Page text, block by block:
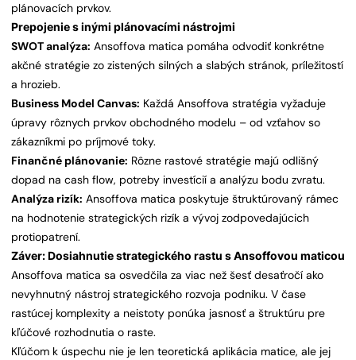
plánovacích prvkov.
Prepojenie s inými plánovacími nástrojmi
SWOT analýza: Ansoffova matica pomáha odvodiť konkrétne
akčné stratégie zo zistených silných a slabých stránok, príležitostí
a hrozieb.
Business Model Canvas: Každá Ansoffova stratégia vyžaduje
úpravy rôznych prvkov obchodného modelu – od vzťahov so
zákazníkmi po príjmové toky.
Finančné plánovanie: Rôzne rastové stratégie majú odlišný
dopad na cash flow, potreby investícií a analýzu bodu zvratu.
Analýza rizík: Ansoffova matica poskytuje štruktúrovaný rámec
na hodnotenie strategických rizík a vývoj zodpovedajúcich
protiopatrení.
Záver: Dosiahnutie strategického rastu s Ansoffovou maticou
Ansoffova matica sa osvedčila za viac než šesť desaťročí ako
nevyhnutný nástroj strategického rozvoja podniku. V čase
rastúcej komplexity a neistoty ponúka jasnosť a štruktúru pre
kľúčové rozhodnutia o raste.
Kľúčom k úspechu nie je len teoretická aplikácia matice, ale jej